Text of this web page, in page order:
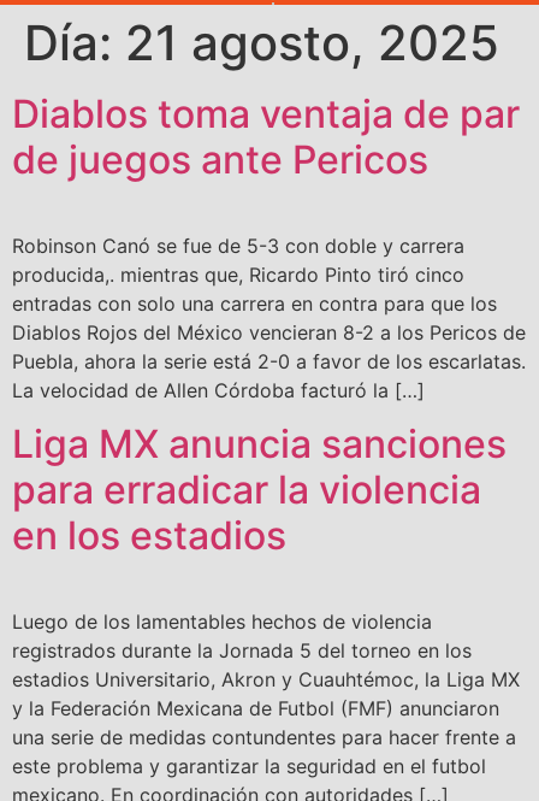
Día: 21 agosto, 2025
Diablos toma ventaja de par
de juegos ante Pericos
Robinson Canó se fue de 5-3 con doble y carrera
producida,. mientras que, Ricardo Pinto tiró cinco
entradas con solo una carrera en contra para que los
Diablos Rojos del México vencieran 8-2 a los Pericos de
Puebla, ahora la serie está 2-0 a favor de los escarlatas.
La velocidad de Allen Córdoba facturó la […]
Liga MX anuncia sanciones
para erradicar la violencia
en los estadios
Luego de los lamentables hechos de violencia
registrados durante la Jornada 5 del torneo en los
estadios Universitario, Akron y Cuauhtémoc, la Liga MX
y la Federación Mexicana de Futbol (FMF) anunciaron
una serie de medidas contundentes para hacer frente a
este problema y garantizar la seguridad en el futbol
mexicano. En coordinación con autoridades […]